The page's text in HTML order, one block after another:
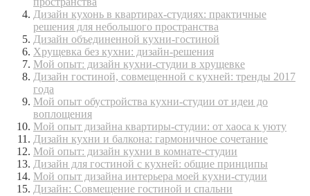
Дизайн кухонь в квартирах-студиях: практичные
решения для небольшого пространства
Дизайн объединенной кухни-гостиной
Хрущевка без кухни: дизайн-решения
Мой опыт: дизайн кухни-студии в хрущевке
Дизайн гостиной, совмещенной с кухней: тренды 2017
года
Мой опыт обустройства кухни-студии от идеи до
воплощения
Мой опыт дизайна квартиры-студии: от хаоса к уюту
Дизайн кухни и балкона: гармоничное сочетание
Мой опыт: дизайн кухни в комнате-студии
Дизайн для гостиной с кухней: общие принципы
Мой опыт дизайна интерьера моей кухни-студии
Дизайн: Совмещение гостиной и спальни